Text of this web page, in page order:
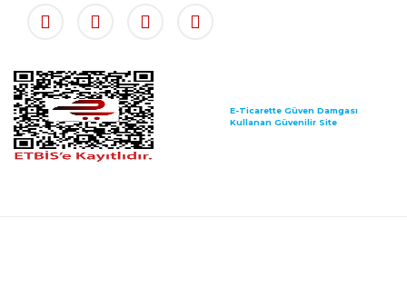
E-Ticarette Güven Damgası
Kullanan Güvenilir Site